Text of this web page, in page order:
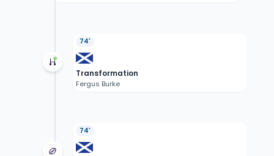
74'
Transformation
Fergus Burke
74'